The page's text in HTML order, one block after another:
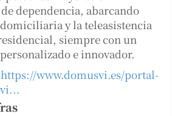
dependencia, abarcando
y la teleasistencia
siempre con un
e innovador.
https://www.domusvi.es/portal-